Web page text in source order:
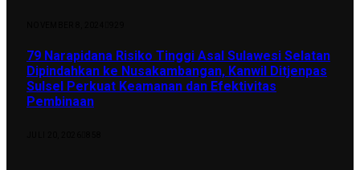
79 Narapidana Risiko Tinggi Asal Sulawesi Selatan
Dipindahkan ke Nusakambangan, Kanwil Ditjenpas
Sulsel Perkuat Keamanan dan Efektivitas
Pembinaan